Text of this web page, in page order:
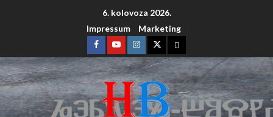
6. kolovoza 2026.
Impressum
Marketing